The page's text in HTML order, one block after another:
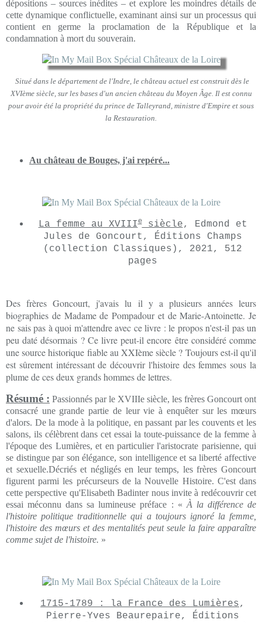
dépositions – sources inédites – et explore les moindres détails de
cette dynamique conflictuelle, examinant ainsi sur un processus qui
contient en germe la proclamation de la République et la
condamnation à mort du souverain.
Situé dans le département de l'Indre, le château actuel est construit dès le
XVIème siècle, sur les bases d'un ancien château du Moyen Âge. Il est connu
pour avoir été la propriété du prince de Talleyrand, ministre d'Empire et sous
la Restauration.
Au château de Bouges, j'ai repéré...
La femme au XVIIIesiècle, Edmond et
Jules de Goncourt, Éditions Champs
(collection Classiques), 2021, 512
pages
Des frères Goncourt, j'avais lu il y a plusieurs années leurs
biographies de Madame de Pompadour et de Marie-Antoinette. Je
ne sais pas à quoi m'attendre avec ce livre : le propos n'est-il pas un
peu daté désormais ? Ce livre peut-il encore être considéré comme
une source historique fiable au XXIème siècle ? Toujours est-il qu'il
est sûrement intéressant de découvrir l'histoire des femmes sous la
plume de ces deux grands hommes de lettres.
Résumé : Passionnés par le XVIIIe siècle, les frères Goncourt ont
consacré une grande partie de leur vie à enquêter sur les mœurs
d'alors. De la mode à la politique, en passant par les couvents et les
salons, ils célèbrent dans cet essai la toute-puissance de la femme à
l'époque des Lumières, et en particulier l'aristocrate parisienne, qui
se distingue par son élégance, son intelligence et sa liberté affective
et sexuelle.Décriés et négligés en leur temps, les frères Goncourt
figurent parmi les précurseurs de la Nouvelle Histoire. C'est dans
cette perspective qu'Elisabeth Badinter nous invite à redécouvrir cet
essai méconnu dans sa lumineuse préface : « À la différence de
l'histoire politique traditionnelle qui a toujours ignoré la femme,
l'histoire des mœurs et des mentalités peut seule la faire apparaître
comme sujet de l'histoire. »
1715-1789 : la France des Lumières,
Pierre-Yves Beaurepaire, Éditions